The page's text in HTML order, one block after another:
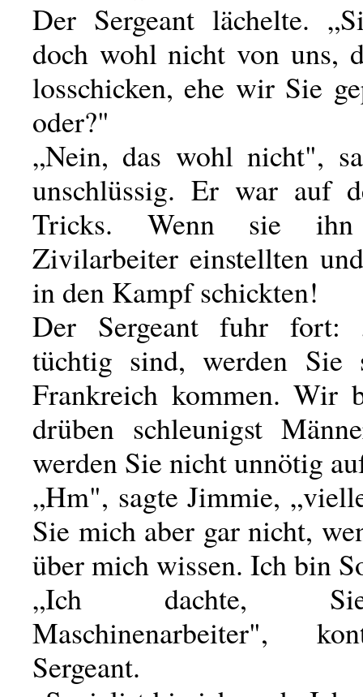
Der Sergeant lächelte.
doch wohl nicht von uns,
losschicken, ehe wir Sie
oder?"
„Nein, das wohl nicht",
unschlüssig. Er war auf
Tricks. Wenn sie
Zivilarbeiter einstellten
in den Kampf schickten!
Der Sergeant fuhr fort:
tüchtig sind, werden Sie
Frankreich kommen. Wir
drüben schleunigst
werden Sie nicht unnötig
„Hm", sagte Jimmie,
Sie mich aber gar nicht,
über mich wissen. Ich bin
„Ich dachte,
Maschinenarbeiter",
Sergeant.